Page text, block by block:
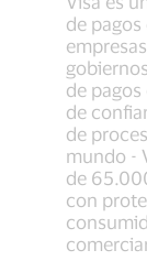
de
de
de
de
mundo -
de
con